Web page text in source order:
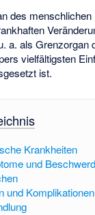
des
a. als Grenzorgan
vielfältigsten
ist.
Krankheiten
und
und Komplikationen